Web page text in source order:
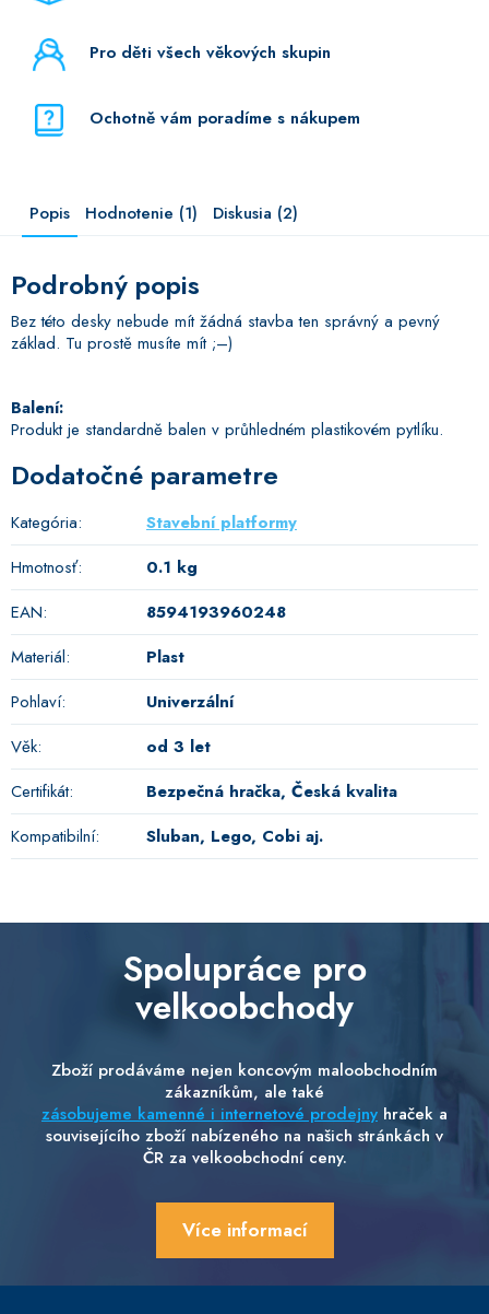
Pro děti všech věkových skupin
Ochotně vám poradíme s nákupem
Popis Hodnotenie (1) Diskusia (2)
Podrobný popis
Bez této desky nebude mít žádná stavba ten správný a pevný
základ. Tu prostě musíte mít ;–)
Balení:
Produkt je standardně balen v průhledném plastikovém pytlíku.
Dodatočné parametre
Kategória:
Stavební platformy
Hmotnosť:
0.1 kg
EAN:
8594193960248
Materiál:
Plast
Pohlaví:
Univerzální
Věk:
od 3 let
Certifikát:
Bezpečná hračka, Česká kvalita
Kompatibilní: Sluban, Lego, Cobi aj.
Spolupráce pro
velkoobchody
Zboží prodáváme nejen koncovým maloobchodním
zákazníkům, ale také
zásobujeme kamenné i internetové prodejny hraček a
souvisejícího zboží nabízeného na našich stránkách v
ČR za velkoobchodní ceny.
Více informací
Z